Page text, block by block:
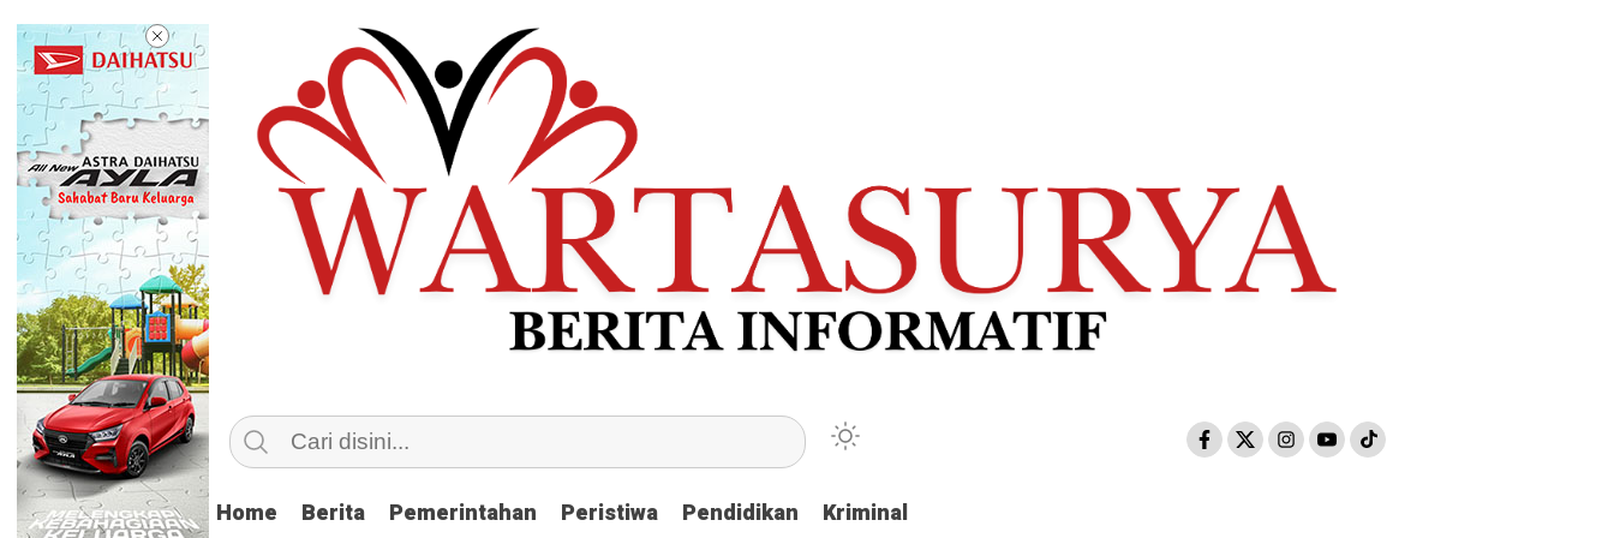
Home Berita Pemerintahan Peristiwa Pendidikan Kriminal
Home Berita Pemerintahan Peristiwa Pendidikan Kriminal